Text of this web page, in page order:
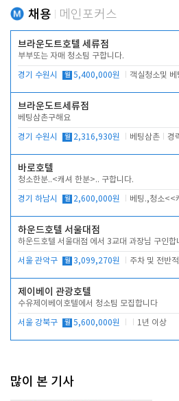
채용 메인포커스
브라운도트호텔 세류점
부부또는 자매 청소팀 구합니다.
경기 수원시 월 5,400,000원 객실청소및 베
브라운도트세류점
베팅삼촌구해요
경기 수원시 월 2,316,930원 베팅삼촌 경
바로호텔
청소한분..<캐셔 한분>.. 구합니다.
경기 하남시 월 2,600,000원
하운드호텔 서울대점
하운드호텔 서울대점 에서 3교대 과장님 구인합
서울 관악구 월 3,099,270원
제이베이 관광호텔
수유제이베이호텔에서 청소팀 모집합니다
서울 강북구 월 5,600,000원 1년 이상
많이 본 기사